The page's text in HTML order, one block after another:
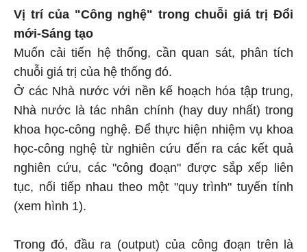
Vị trí của "Công nghệ" trong chuỗi giá trị Đổi
mới-Sáng tạo
Muốn cải tiến hệ thống, cần quan sát, phân tích
chuỗi giá trị của hệ thống đó.
Ở các Nhà nước với nền kế hoạch hóa tập trung,
Nhà nước là tác nhân chính (hay duy nhất) trong
khoa học-công nghệ. Để thực hiện nhiệm vụ khoa
học-công nghệ từ nghiên cứu đến ra các kết quả
nghiên cứu, các "công đoạn" được sắp xếp liên
tục, nối tiếp nhau theo một "quy trình" tuyến tính
(xem hình 1).
Trong đó, đầu ra (output) của công đoạn trên là